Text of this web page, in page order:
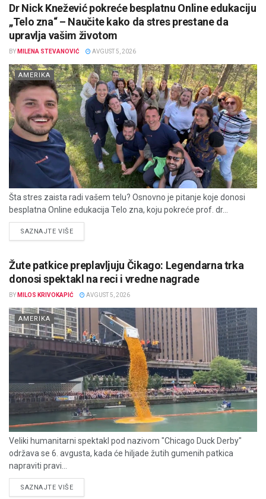
Dr Nick Knežević pokreće besplatnu Online edukaciju
„Telo zna“ – Naučite kako da stres prestane da
upravlja vašim životom
BY MILENA STEVANOVIĆ AVGUST 5, 2026
AMERIKA
Šta stres zaista radi vašem telu? Osnovno je pitanje koje donosi
besplatna Online edukacija Telo zna, koju pokreće prof. dr...
SAZNAJTE VIŠEDETAILS
Žute patkice preplavljuju Čikago: Legendarna trka
donosi spektakl na reci i vredne nagrade
BY MILOS KRIVOKAPIĆ AVGUST 5, 2026
AMERIKA
Veliki humanitarni spektakl pod nazivom "Chicago Duck Derby"
održava se 6. avgusta, kada će hiljade žutih gumenih patkica
napraviti pravi...
SAZNAJTE VIŠEDETAILS